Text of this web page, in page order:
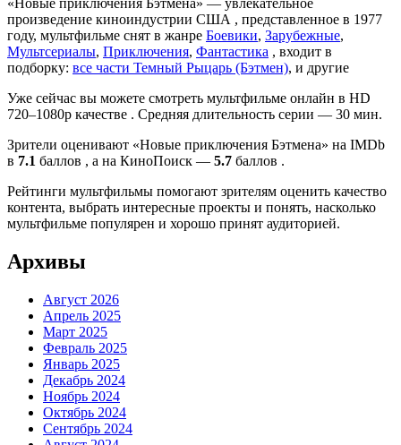
«Новые приключения Бэтмена» — увлекательное
произведение киноиндустрии США , представленное в 1977
году, мультфильме снят в жанре Боевики, Зарубежные,
Мультсериалы, Приключения, Фантастика , входит в
подборку: все части Темный Рыцарь (Бэтмен), и другие
Уже сейчас вы можете смотреть мультфильме онлайн в HD
720–1080p качестве . Средняя длительность серии — 30 мин.
Зрители оценивают «Новые приключения Бэтмена» на IMDb
в 7.1 баллов , а на КиноПоиск — 5.7 баллов .
Рейтинги мультфильмы помогают зрителям оценить качество
контента, выбрать интересные проекты и понять, насколько
мультфильме популярен и хорошо принят аудиторией.
Архивы
Август 2026
Апрель 2025
Март 2025
Февраль 2025
Январь 2025
Декабрь 2024
Ноябрь 2024
Октябрь 2024
Сентябрь 2024